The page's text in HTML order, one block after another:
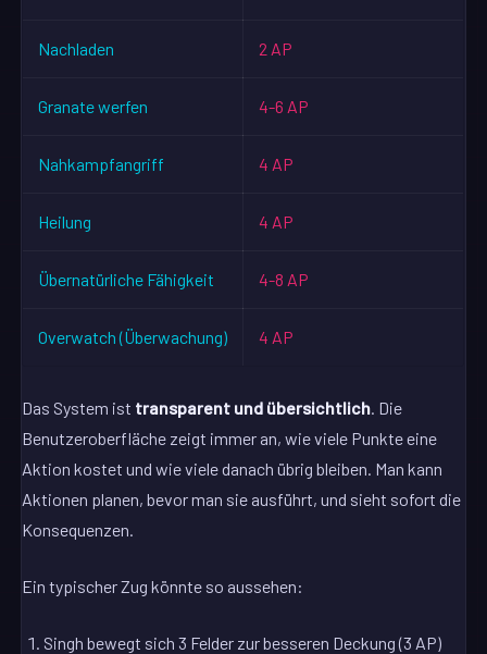
Nachladen 2 AP
Granate werfen 4-6 AP
Nahkampfangriff 4 AP
Heilung 4 AP
Übernatürliche Fähigkeit 4-8 AP
Overwatch (Überwachung) 4 AP
Das System ist transparent und übersichtlich . Die
Benutzeroberfläche zeigt immer an, wie viele Punkte eine
Aktion kostet und wie viele danach übrig bleiben. Man kann
Aktionen planen, bevor man sie ausführt, und sieht sofort die
Konsequenzen.
Ein typischer Zug könnte so aussehen:
Singh bewegt sich 3 Felder zur besseren Deckung (3 AP)